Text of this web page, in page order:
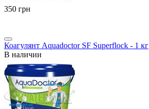
‍350‍ грн
Коагулянт Aquadoctor SF Superflock - 1 кг
В наличии